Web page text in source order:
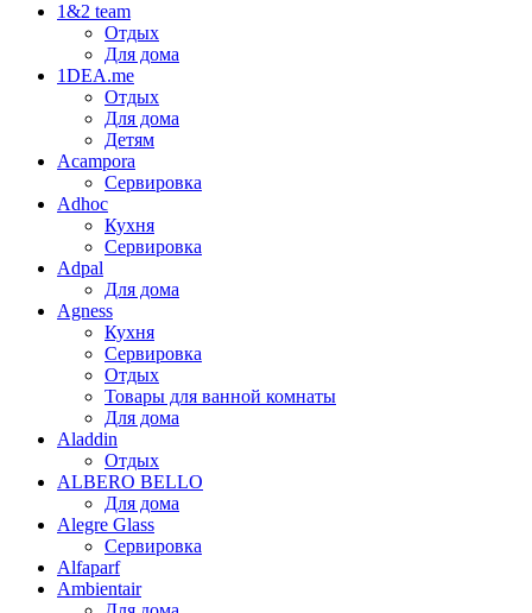
1&2 team
Отдых
Для дома
1DEA.me
Отдых
Для дома
Детям
Acampora
Сервировка
Adhoc
Кухня
Сервировка
Adpal
Для дома
Agness
Кухня
Сервировка
Отдых
Товары для ванной комнаты
Для дома
Aladdin
Отдых
ALBERO BELLO
Для дома
Alegre Glass
Сервировка
Alfaparf
Ambientair